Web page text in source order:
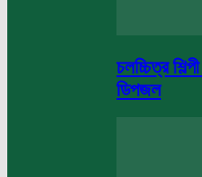
চলচ্চিত্র
ডিপজল